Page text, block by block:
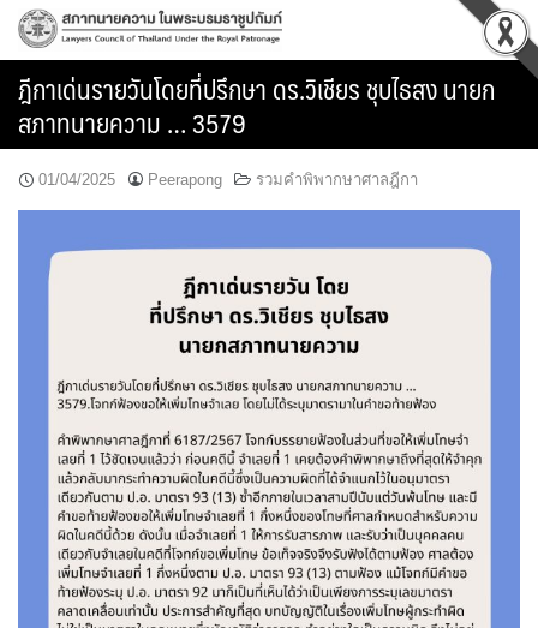
Skip
content
ฎีกาเด่นรายวันโดยที่ปรึกษา ดร.วิเชียร ชุบไธสง นายก
สภาทนายความ … 3579
01/04/2025 Peerapong รวมคำพิพากษาศาลฎีกา